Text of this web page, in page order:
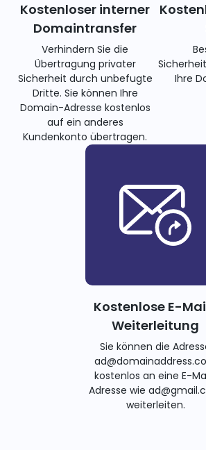
Kostenloser interner
Domaintransfer
Verhindern Sie die
Übertragung privater
Sicherheit durch unbefugte
Dritte. Sie können Ihre
Domain-Adresse kostenlos
auf ein anderes
Kundenkonto übertragen.
Ihre
Kostenlose E-
Weiterleitung
Sie können die
kostenlos an eine E-
Adresse wie
weiterleiten.